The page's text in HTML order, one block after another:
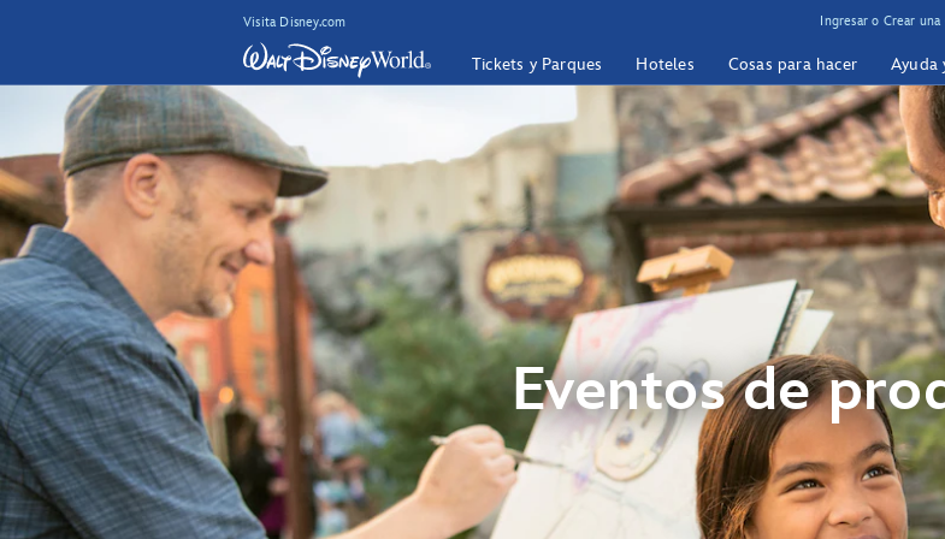
Visita Disney.com Ingresar o Crear una
Tickets y Parques Hoteles Cosas para hacer Ayuda
Eventos de